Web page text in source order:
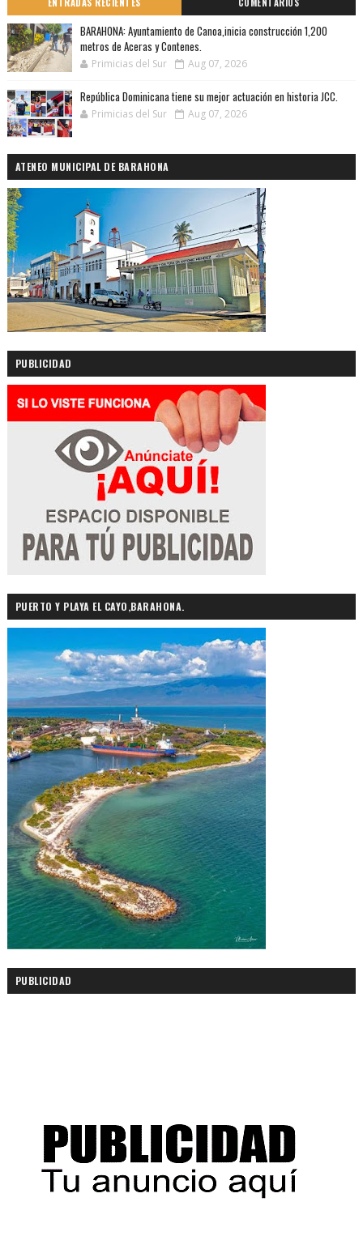
BARAHONA: Ayuntamiento de Canoa,inicia construcción 1,200
metros de Aceras y Contenes.
Primicias del Sur Aug 07, 2026
República Dominicana tiene su mejor actuación en historia JCC.
Primicias del Sur Aug 07, 2026
ATENEO MUNICIPAL DE BARAHONA
PUBLICIDAD
PUERTO Y PLAYA EL CAYO,BARAHONA.
PUBLICIDAD